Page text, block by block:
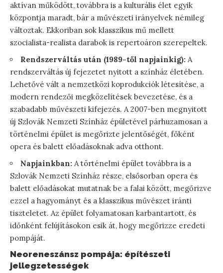
aktívan működött, továbbra is a kulturális élet egyik
központja maradt, bár a művészeti irányelvek némileg
változtak. Ekkoriban sok klasszikus mű mellett
szocialista-realista darabok is repertoáron szerepeltek.
Rendszerváltás után (1989-től napjainkig): A
rendszerváltás új fejezetet nyitott a színház életében.
Lehetővé vált a nemzetközi koprodukciók létesítése, a
modern rendezői megközelítések bevezetése, és a
szabadabb művészeti kifejezés. A 2007-ben megnyitott
új Szlovák Nemzeti Színház épületével párhuzamosan a
történelmi épület is megőrizte jelentőségét, főként
opera és balett előadásoknak adva otthont.
Napjainkban: A történelmi épület továbbra is a
Szlovák Nemzeti Színház része, elsősorban opera és
balett előadásokat mutatnak be a falai között, megőrizve
ezzel a hagyományt és a klasszikus művészet iránti
tiszteletet. Az épület folyamatosan karbantartott, és
időnként felújításokon esik át, hogy megőrizze eredeti
pompáját.
Neoreneszánsz pompája: építészeti
jellegzetességek